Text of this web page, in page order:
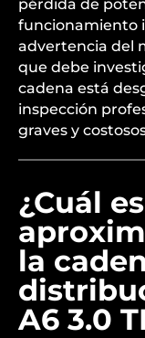
pérdida de
funcionamiento
advertencia del
que debe
cadena está
inspección
graves y
¿Cuál
la
A6 3.0